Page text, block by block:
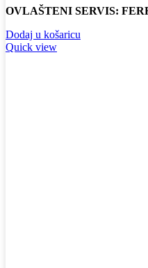
OVLAŠTENI SERVIS:
Dodaj u košaricu
Quick view